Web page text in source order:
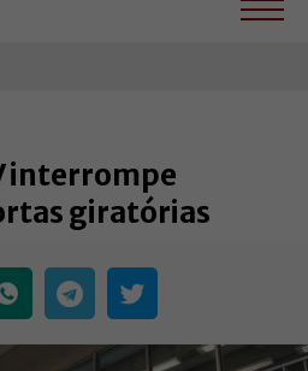
interrompe
giratórias